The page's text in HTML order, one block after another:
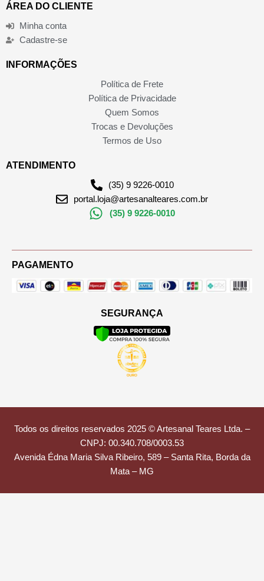
ÁREA DO CLIENTE
Minha conta
Cadastre-se
INFORMAÇÕES
Política de Frete
Política de Privacidade
Quem Somos
Trocas e Devoluções
Termos de Uso
ATENDIMENTO
(35) 9 9226-0010
portal.loja@artesanalteares.com.br
(35) 9 9226-0010
PAGAMENTO
SEGURANÇA
Todos os direitos reservados 2025 © Artesanal Teares Ltda. –
CNPJ: 00.340.708/0003.53
Avenida Édna Maria Silva Ribeiro, 589 – Santa Rita, Borda da
Mata – MG